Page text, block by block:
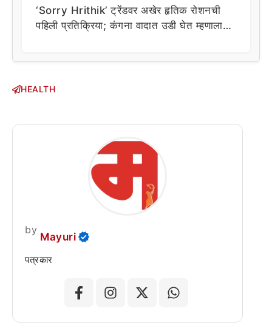
‘Sorry Hrithik’ ट्रेंडवर अखेर हृतिक रोशनची
पहिली प्रतिक्रिया; कंगना वादात उडी घेत म्हणाला…
HEALTH
by
Mayuri
पत्रकार